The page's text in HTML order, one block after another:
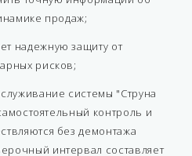
продаж;
надежную защиту от
рисков;
системы "Струна
контроль и
без демонтажа
интервал составляет